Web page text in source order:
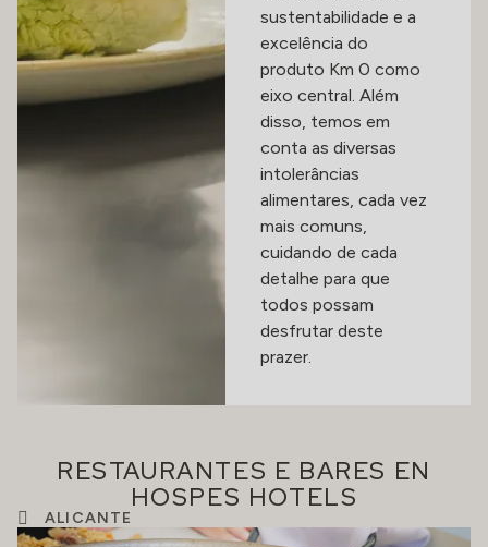
sustentabilidade e a
excelência do
produto Km 0 como
eixo central. Além
disso, temos em
conta as diversas
intolerâncias
alimentares, cada vez
mais comuns,
cuidando de cada
detalhe para que
todos possam
desfrutar deste
prazer.
RESTAURANTES E BARES EN
HOSPES HOTELS
ALICANTE